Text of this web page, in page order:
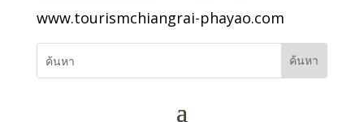
www.tourismchiangrai-phayao.com